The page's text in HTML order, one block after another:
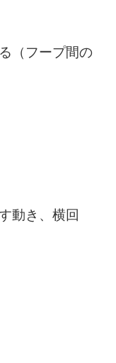
（フープ間の
動き、横回